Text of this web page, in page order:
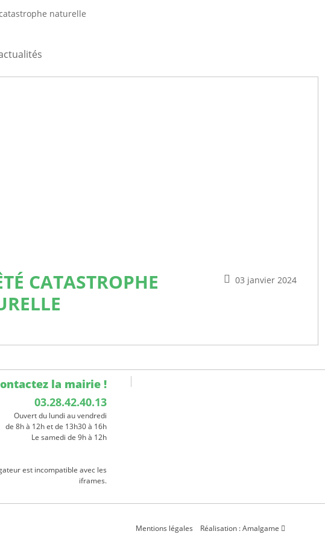
naturelle
03 janvier 2024
CATASTROPHE
la mairie !
03.28.42.40.13
Ouvert du lundi au vendredi
de 8h à 12h et de 13h30 à 16h
Le samedi de 9h à 12h
est incompatible avec les
iframes.
Mentions légales Réalisation : Amalgame